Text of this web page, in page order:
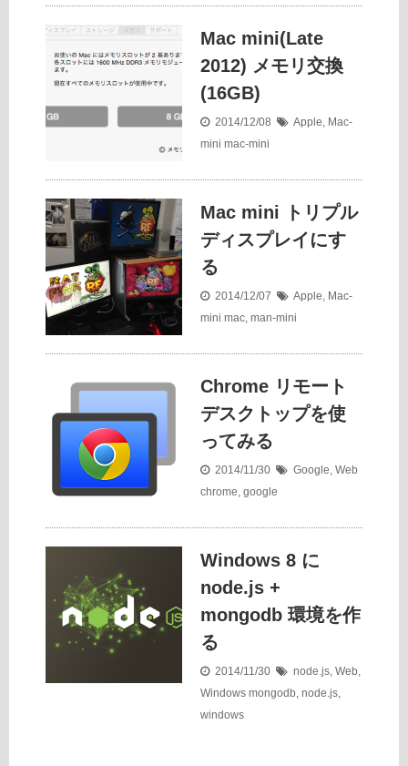
Mac mini(Late
2012) メモリ交換
(16GB)
2014/12/08 Apple, Mac-
mini mac-mini
Mac mini トリプル
ディスプレイにす
る
2014/12/07 Apple, Mac-
mini mac, man-mini
Chrome リモート
デスクトップを使
ってみる
2014/11/30 Google, Web
chrome, google
Windows 8 に
node.js +
mongodb 環境を作
る
2014/11/30 node.js, Web,
Windows mongodb, node.js,
windows